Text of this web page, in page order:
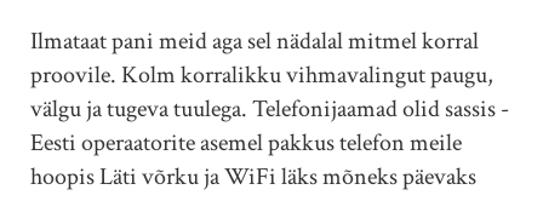
Ilmataat pani meid aga sel nädalal mitmel korral
proovile. Kolm korralikku vihmavalingut paugu,
välgu ja tugeva tuulega. Telefonijaamad olid sassis -
Eesti operaatorite asemel pakkus telefon meile
hoopis Läti võrku ja WiFi läks mõneks päevaks